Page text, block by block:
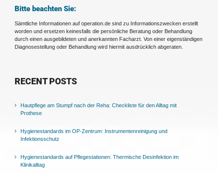
Bitte beachten Sie:
Sämtliche Informationen auf operation.de sind zu Informationszwecken erstellt
worden und ersetzen keinesfalls die persönliche Beratung oder Behandlung
durch einen ausgebildeten und anerkannten Facharzt. Von einer eigenständigen
Diagnosestellung oder Behandlung wird hiermit ausdrücklich abgeraten.
RECENT POSTS
Hautpflege am Stumpf nach der Reha: Checkliste für den Alltag mit
Prothese
Hygienestandards im OP-Zentrum: Instrumentenreinigung und
Infektionsschutz
Hygienestandards auf Pflegestationen: Thermische Desinfektion im
Klinikalltag